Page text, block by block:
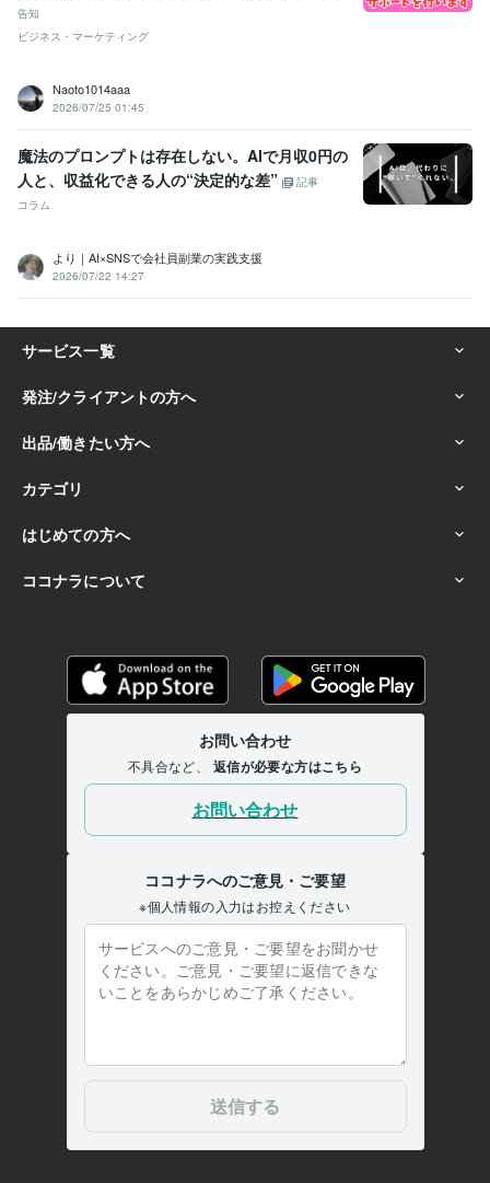
告知
ビジネス・マーケティング
Naoto1014aaa
2026/07/25 01:45
魔法のプロンプトは存在しない。AIで月収0円の
人と、収益化できる人の“決定的な差”
記事
コラム
より｜AI×SNSで会社員副業の実践支援
2026/07/22 14:27